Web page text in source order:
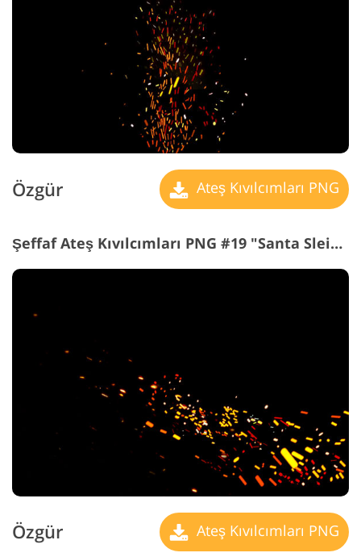
Özgür Ateş Kıvılcımları PNG
Şeffaf Ateş Kıvılcımları PNG #19 "Santa Sleigh"
Özgür Ateş Kıvılcımları PNG